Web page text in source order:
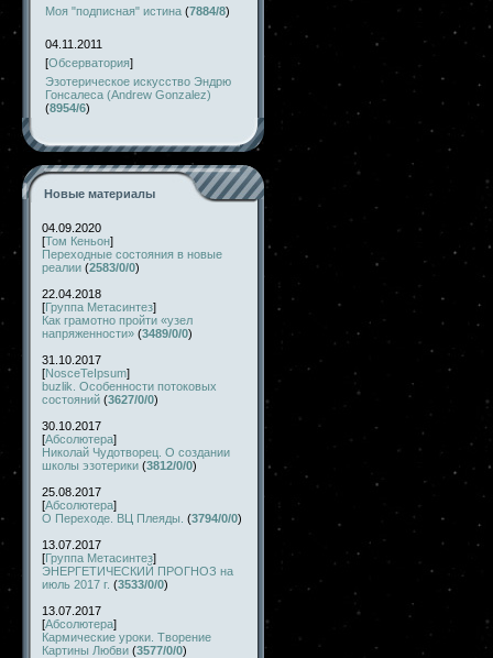
Моя "подписная" истина (7884/8)
04.11.2011
[Обсерватория]
Эзотерическое искусство Эндрю
Гонсалеса (Andrew Gonzalez)
(8954/6)
Новые материалы
04.09.2020
[Том Кеньон]
Переходные состояния в новые
реалии (2583/0/0)
22.04.2018
[Группа Метасинтез]
Как грамотно пройти «узел
напряженности» (3489/0/0)
31.10.2017
[NosceTeIpsum]
buzlik. Особенности потоковых
состояний (3627/0/0)
30.10.2017
[Абсолютера]
Николай Чудотворец. О создании
школы эзотерики (3812/0/0)
25.08.2017
[Абсолютера]
О Переходе. ВЦ Плеяды. (3794/0/0)
13.07.2017
[Группа Метасинтез]
ЭНЕРГЕТИЧЕСКИЙ ПРОГНОЗ на
июль 2017 г. (3533/0/0)
13.07.2017
[Абсолютера]
Кармические уроки. Творение
Картины Любви (3577/0/0)